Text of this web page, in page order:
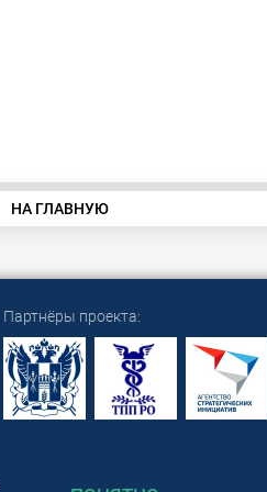
НА ГЛАВНУЮ
Партнёры проекта: